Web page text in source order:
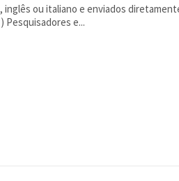
ou italiano e enviados
revista Por Rodrigo Borges Delfim Em São Paulo (SP) Pesquisadores e...